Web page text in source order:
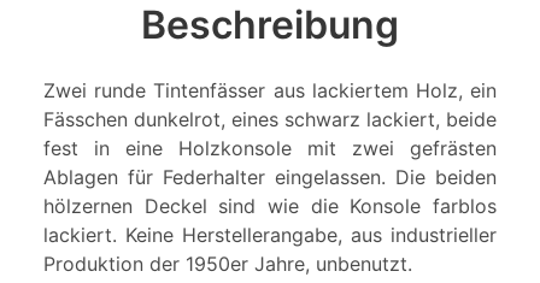
Beschreibung
Zwei runde Tintenfässer aus lackiertem Holz, ein
Fässchen dunkelrot, eines schwarz lackiert, beide
fest in eine Holzkonsole mit zwei gefrästen
Ablagen für Federhalter eingelassen. Die beiden
hölzernen Deckel sind wie die Konsole farblos
lackiert. Keine Herstellerangabe, aus industrieller
Produktion der 1950er Jahre, unbenutzt.